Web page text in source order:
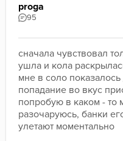
proga
95
сначала чувствовал
ушла и кола
мне в соло
попадание во вкус
попробую в каком - то
разочаруюсь, банки
улетают моментально